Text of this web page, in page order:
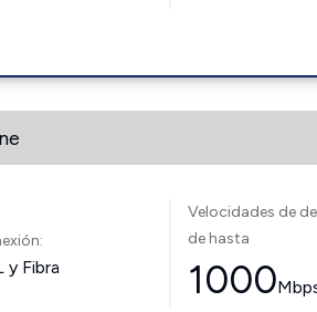
y Fibra
Velocidades de
de hasta
1000